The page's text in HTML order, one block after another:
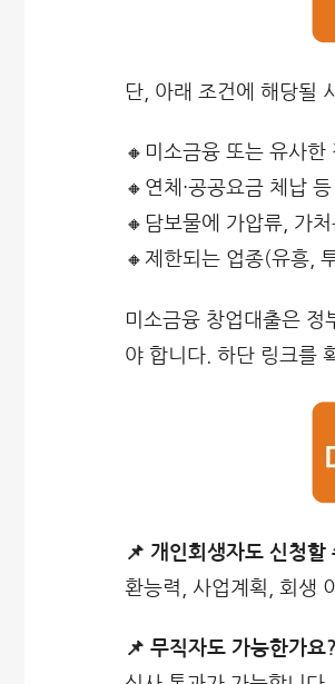
단, 아래 조건에 해당될
🔸미소금융 또는 유사한
🔸연체·공공요금 체납
🔸담보물에 가압류, 가
🔸제한되는 업종(유흥,
미소금융 창업대출은 정
야 합니다. 하단 링크를
📌 개인회생자도 신청할
환능력, 사업계획, 회생
📌 무직자도 가능한가요?